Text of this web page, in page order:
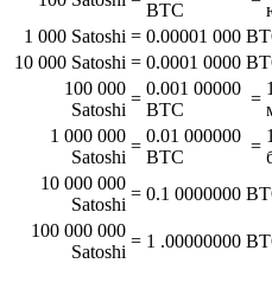
BTC
1 000 Satoshi = 0.00001 000
10 000 Satoshi = 0.0001 0000
100 000
Satoshi
=
0.001 00000
BTC
=
1 000 000
Satoshi
=
0.01 000000
BTC
=
10 000 000
Satoshi
= 0.1 0000000
100 000 000
Satoshi
= 1 .00000000